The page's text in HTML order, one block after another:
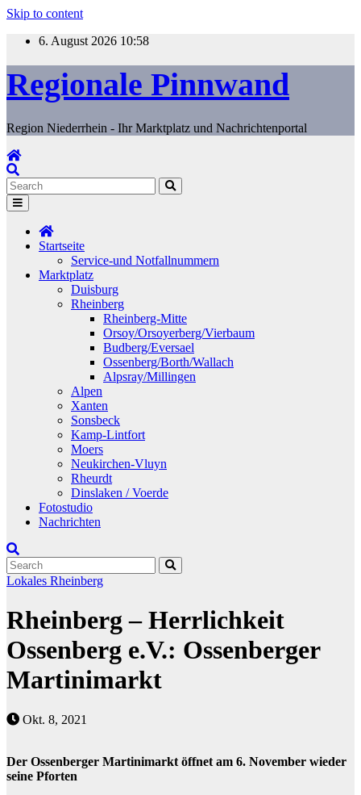
Skip to content
6. August 2026 10:58
Regionale Pinnwand
Region Niederrhein - Ihr Marktplatz und Nachrichtenportal
Startseite
Service-und Notfallnummern
Marktplatz
Duisburg
Rheinberg
Rheinberg-Mitte
Orsoy/Orsoyerberg/Vierbaum
Budberg/Eversael
Ossenberg/Borth/Wallach
Alpsray/Millingen
Alpen
Xanten
Sonsbeck
Kamp-Lintfort
Moers
Neukirchen-Vluyn
Rheurdt
Dinslaken / Voerde
Fotostudio
Nachrichten
Lokales Rheinberg
Rheinberg – Herrlichkeit
Ossenberg e.V.: Ossenberger
Martinimarkt
Okt. 8, 2021
Der Ossenberger Martinimarkt öffnet am 6. November wieder
seine Pforten